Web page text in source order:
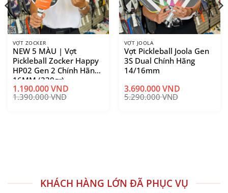
Hai phiên bản mới sử dụng lớp viền ánh kim
nổi bật, tạo hiệu ứng cao cấp và khác biệt hơn
VỢT ZOCKER
NEW 5 MÀU | Vợt
Pickleball Zocker Happy
HP02 Gen 2 Chính Hãng
16MM (230gr)
1.190.000VND
1.390.000VND
VỢT JOOLA
Vợt Pickleball Joola Gen
3S Dual Chính Hãng
14/16mm
3.690.000VND
5.290.000VND
KHÁCH HÀNG LỚN ĐÃ PHỤC VỤ